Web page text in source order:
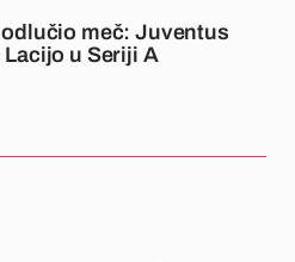
meč: Juventus
u Seriji A